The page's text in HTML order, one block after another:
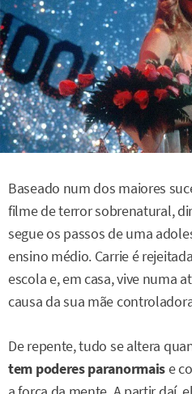
Baseado num dos maiores
filme de terror sobrenatural,
segue os passos de uma
ensino médio. Carrie é
escola e, em casa, vive numa
causa da sua mãe
De repente, tudo se altera
tem poderes paranormaise